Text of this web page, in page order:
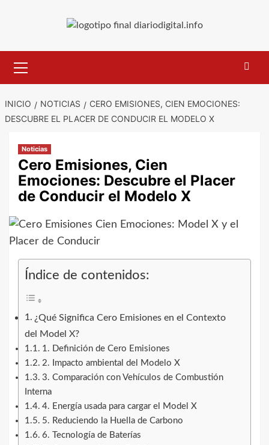
primario
INICIO NOTICIAS
CERO EMISIONES, CIEN EMOCIONES:
DESCUBRE EL PLACER DE CONDUCIR EL MODELO X
Noticias
Cero Emisiones, Cien
Emociones: Descubre el Placer
de Conducir el Modelo X
Índice de contenidos:
¿Qué Significa Cero Emisiones en el Contexto
del Model X?
1. Definición de Cero Emisiones
2. Impacto ambiental del Modelo X
3. Comparación con Vehículos de Combustión
Interna
4. Energía usada para cargar el Model X
5. Reduciendo la Huella de Carbono
6. Tecnología de Baterías